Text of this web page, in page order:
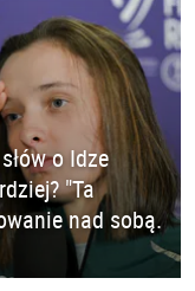
o Idze
"Ta
nad sobą.